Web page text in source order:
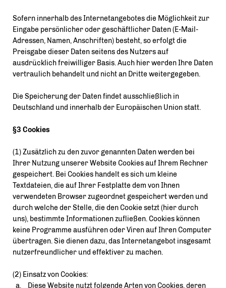
Sofern innerhalb des Internetangebotes die Möglichkeit zur
Eingabe persönlicher oder geschäftlicher Daten (E-Mail-
Adressen, Namen, Anschriften) besteht, so erfolgt die
Preisgabe dieser Daten seitens des Nutzers auf
ausdrücklich freiwilliger Basis. Auch hier werden Ihre Daten
vertraulich behandelt und nicht an Dritte weitergegeben.
Die Speicherung der Daten findet ausschließlich in
Deutschland und innerhalb der Europäischen Union statt.
§3 Cookies
(1) Zusätzlich zu den zuvor genannten Daten werden bei
Ihrer Nutzung unserer Website Cookies auf Ihrem Rechner
gespeichert. Bei Cookies handelt es sich um kleine
Textdateien, die auf Ihrer Festplatte dem von Ihnen
verwendeten Browser zugeordnet gespeichert werden und
durch welche der Stelle, die den Cookie setzt (hier durch
uns), bestimmte Informationen zufließen. Cookies können
keine Programme ausführen oder Viren auf Ihren Computer
übertragen. Sie dienen dazu, das Internetangebot insgesamt
nutzerfreundlicher und effektiver zu machen.
(2) Einsatz von Cookies:
Diese Website nutzt folgende Arten von Cookies, deren